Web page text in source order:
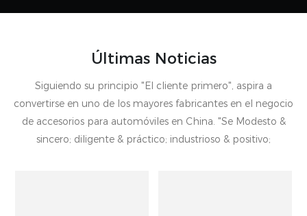
Últimas Noticias
Siguiendo su principio "El cliente primero", aspira a
convertirse en uno de los mayores fabricantes en el negocio
de accesorios para automóviles en China. "Se Modesto &
sincero; diligente & práctico; industrioso & positivo;